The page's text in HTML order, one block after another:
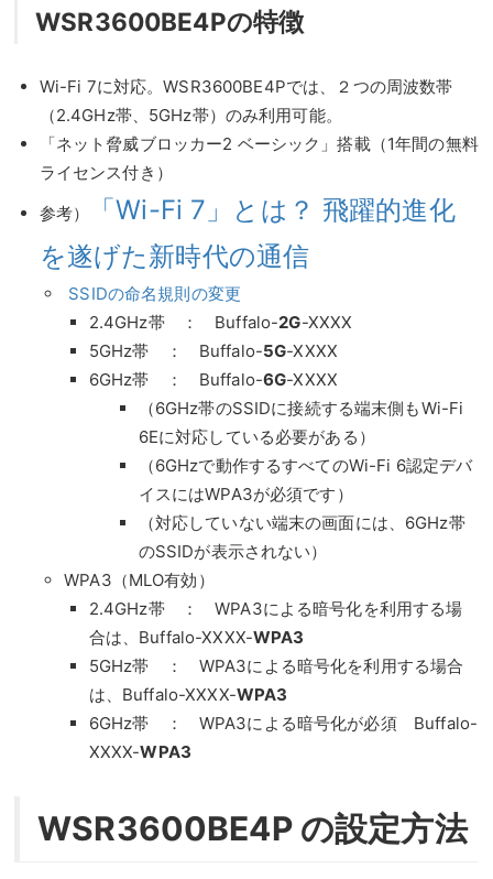
WSR3600BE4Pの特徴
Wi-Fi 7に対応。WSR3600BE4Pでは、２つの周波数帯
（2.4GHz帯、5GHz帯）のみ利用可能。
「ネット脅威ブロッカー2 ベーシック」搭載（1年間の無料
ライセンス付き）
参考）
「Wi-Fi 7」とは？ 飛躍的進化
を遂げた新時代の通信
SSIDの命名規則の変更
2.4GHz帯 ： Buffalo-2G-XXXX
5GHz帯 ： Buffalo-5G-XXXX
6GHz帯 ： Buffalo-6G-XXXX
（6GHz帯のSSIDに接続する端末側もWi-Fi
6Eに対応している必要がある）
（6GHzで動作するすべてのWi-Fi 6認定デバ
イスにはWPA3が必須です）
（対応していない端末の画面には、6GHz帯
のSSIDが表示されない）
WPA3（MLO有効）
2.4GHz帯 ： WPA3による暗号化を利用する場
合は、Buffalo-XXXX-WPA3
5GHz帯 ： WPA3による暗号化を利用する場合
は、Buffalo-XXXX-WPA3
6GHz帯 ： WPA3による暗号化が必須 Buffalo-
XXXX-WPA3
WSR3600BE4P の設定方法